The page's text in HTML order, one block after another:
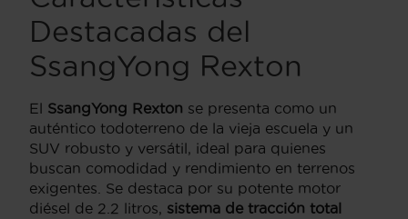
Destacadas del
SsangYong Rexton
El SsangYong Rexton se presenta como un
auténtico todoterreno de la vieja escuela y un
SUV robusto y versátil, ideal para quienes
buscan comodidad y rendimiento en terrenos
exigentes. Se destaca por su potente motor
diésel de 2.2 litros, sistema de tracción total